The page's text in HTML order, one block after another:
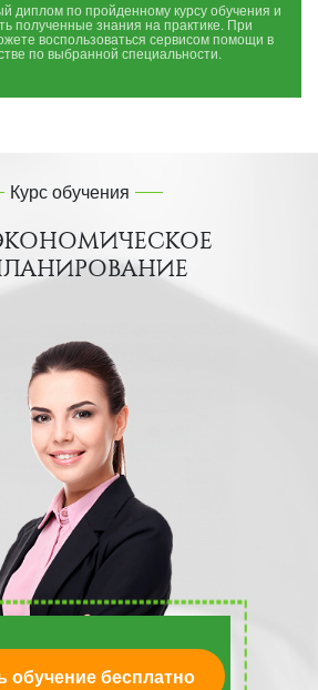
диплом по пройденному курсу обучения и
полученные знания на практике. При
воспользоваться сервисом помощи в
по выбранной специальности.
Курс обучения
обучение бесплатно